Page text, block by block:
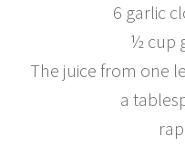
6 garlic
½ cup
The juice from one
a